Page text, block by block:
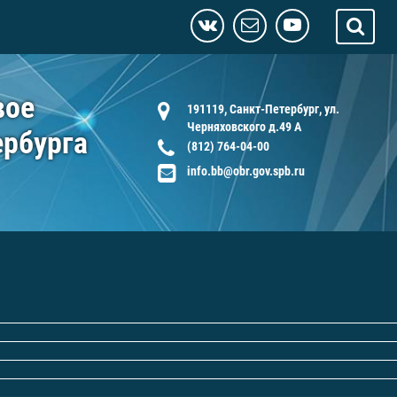
191119, Санкт-Петербург, ул.
Черняховского д.49 А
(812) 764-04-00
info.bb@obr.gov.spb.ru